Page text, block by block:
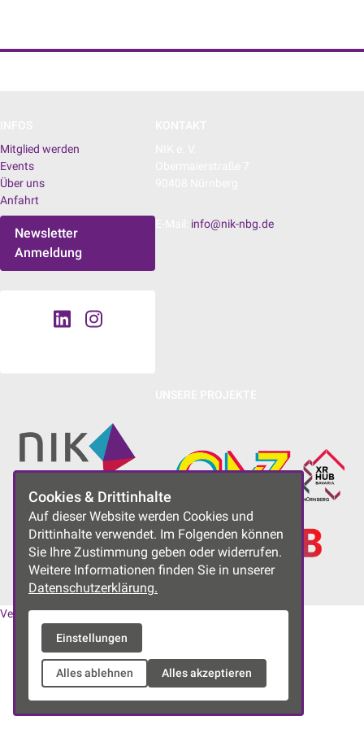
Mitglied werden
Events
Über uns
Anfahrt
Newsletter
Anmeldung
info@nik-nbg.de
Vereinssatzung|Datenschutzerklärung|Impressum
Cookies & Drittinhalte
Auf dieser Website werden Cookies und
Drittinhalte verwendet. Im Folgenden können
Sie Ihre Zustimmung geben oder widerrufen.
Weitere Informationen finden Sie in unserer
Datenschutzerklärung.
Einstellungen
Alles ablehnen Alles akzeptieren